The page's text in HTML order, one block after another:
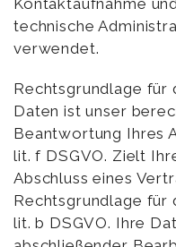
Kontaktaufnahme
technische
verwendet.
Rechtsgrundlage für
Daten ist unser
Beantwortung Ihres
lit. f DSGVO. Zielt
Abschluss eines
Rechtsgrundlage für
lit. b DSGVO. Ihre